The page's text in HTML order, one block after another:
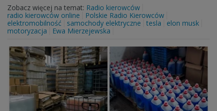
Zobacz więcej na temat: Radio kierowców
radio kierowców online
Polskie Radio Kierowców
elektromobilność
samochody elektryczne tesla
elon musk
motoryzacja
Ewa Mierzejewska